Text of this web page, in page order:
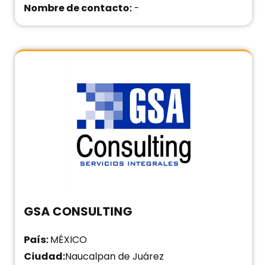
Nombre de contacto: -
GSA CONSULTING
País:MÉXICO
Ciudad:Naucalpan de Juárez